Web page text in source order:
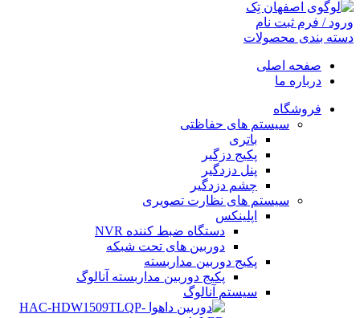
ورود / فرم ثبت نام
دسته بندی محصولات
صفحه اصلی
درباره ما
فروشگاه
سیستم های حفاظتی
باتری
پکیج دزگیر
پنل دزدگیر
چشم دزدگیر
سیستم های نظارت تصویری
اپلینکس
دستگاه ضبط کننده NVR
دوربین های تحت شبکه
پکیج دوربین مداربسته
پکیج دوربین مداربسته آنالوگ
سیستم آنالوگ